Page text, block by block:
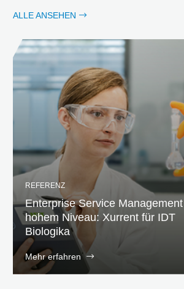
ALLE ANSEHEN
REFERENZ
Enterprise Service
hohem Niveau: Xurrent für IDT
Biologika
Mehr erfahren